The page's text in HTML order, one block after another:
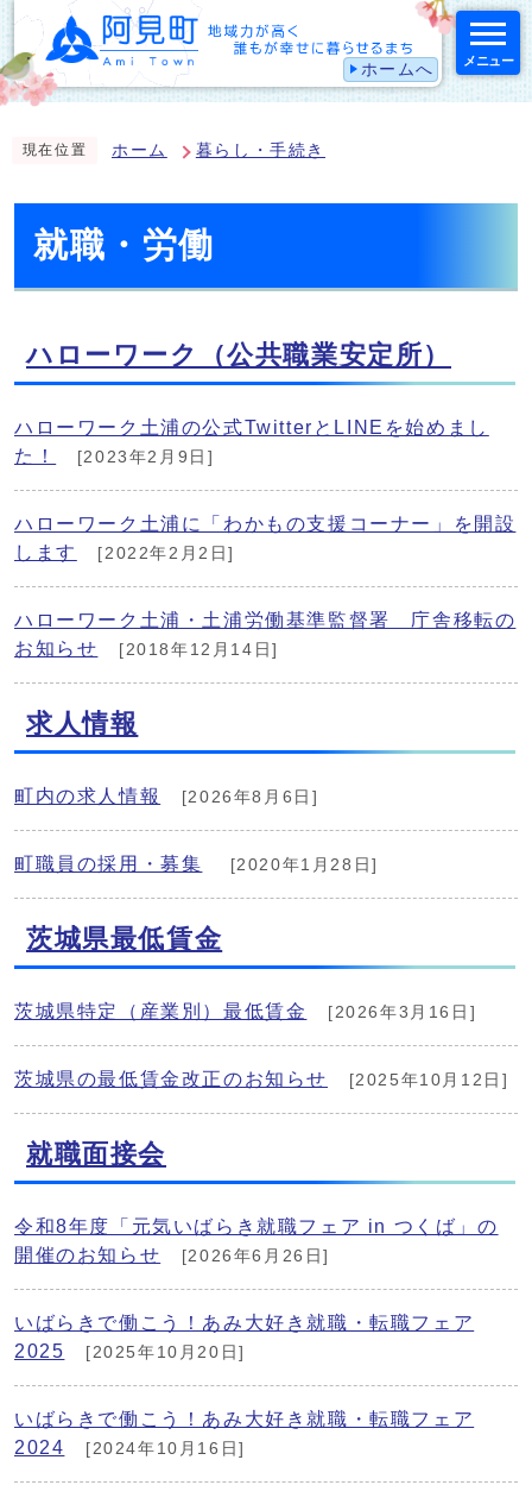
ホームへ メニュー
現在位置 ホーム 暮らし・手続き
就職・労働
ハローワーク（公共職業安定所）
ハローワーク土浦の公式TwitterとLINEを始めまし
た！
[2023年2月9日]
ハローワーク土浦に「わかもの支援コーナー」を開設
します
[2022年2月2日]
ハローワーク土浦・土浦労働基準監督署 庁舎移転の
お知らせ
[2018年12月14日]
求人情報
町内の求人情報 [2026年8月6日]
町職員の採用・募集 [2020年1月28日]
茨城県最低賃金
茨城県特定（産業別）最低賃金 [2026年3月16日]
茨城県の最低賃金改正のお知らせ [2025年10月12日]
就職面接会
令和8年度「元気いばらき就職フェア in つくば」の
開催のお知らせ
[2026年6月26日]
いばらきで働こう！あみ大好き就職・転職フェア
2025
[2025年10月20日]
いばらきで働こう！あみ大好き就職・転職フェア
2024
[2024年10月16日]